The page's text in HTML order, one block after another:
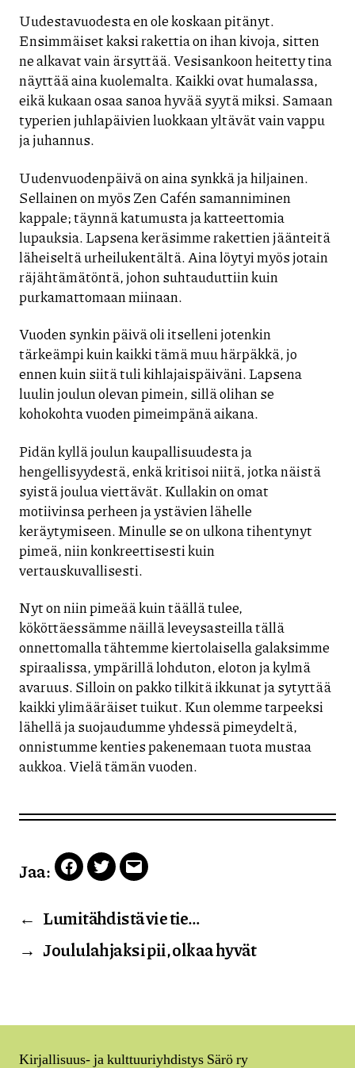
Uudestavuodesta en ole koskaan pitänyt.
Ensimmäiset kaksi rakettia on ihan kivoja, sitten
ne alkavat vain ärsyttää. Vesisankoon heitetty tina
näyttää aina kuolemalta. Kaikki ovat humalassa,
eikä kukaan osaa sanoa hyvää syytä miksi. Samaan
typerien juhlapäivien luokkaan yltävät vain vappu
ja juhannus.
Uudenvuodenpäivä on aina synkkä ja hiljainen.
Sellainen on myös Zen Cafén samanniminen
kappale; täynnä katumusta ja katteettomia
lupauksia. Lapsena keräsimme rakettien jäänteitä
läheiseltä urheilukentältä. Aina löytyi myös jotain
räjähtämätöntä, johon suhtauduttiin kuin
purkamattomaan miinaan.
Vuoden synkin päivä oli itselleni jotenkin
tärkeämpi kuin kaikki tämä muu härpäkkä, jo
ennen kuin siitä tuli kihlajaispäiväni. Lapsena
luulin joulun olevan pimein, sillä olihan se
kohokohta vuoden pimeimpänä aikana.
Pidän kyllä joulun kaupallisuudesta ja
hengellisyydestä, enkä kritisoi niitä, jotka näistä
syistä joulua viettävät. Kullakin on omat
motiivinsa perheen ja ystävien lähelle
keräytymiseen. Minulle se on ulkona tihentynyt
pimeä, niin konkreettisesti kuin
vertauskuvallisesti.
Nyt on niin pimeää kuin täällä tulee,
kököttäessämme näillä leveysasteilla tällä
onnettomalla tähtemme kiertolaisella galaksimme
spiraalissa, ympärillä lohduton, eloton ja kylmä
avaruus. Silloin on pakko tilkitä ikkunat ja sytyttää
kaikki ylimääräiset tuikut. Kun olemme tarpeeksi
lähellä ja suojaudumme yhdessä pimeydeltä,
onnistumme kenties pakenemaan tuota mustaa
aukkoa. Vielä tämän vuoden.
Jaa: Facebook
TwitterEmail
← Lumitähdistä vie tie…
→ Joululahjaksi pii, olkaa hyvät
Kirjallisuus- ja kulttuuriyhdistys Särö ry